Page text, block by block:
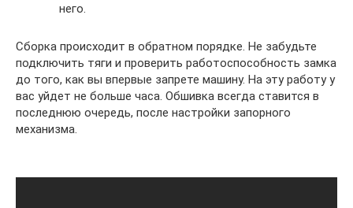
него.
Сборка происходит в обратном порядке. Не забудьте
подключить тяги и проверить работоспособность замка
до того, как вы впервые запрете машину. На эту работу у
вас уйдет не больше часа. Обшивка всегда ставится в
последнюю очередь, после настройки запорного
механизма.